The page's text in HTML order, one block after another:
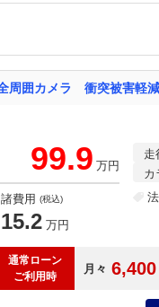
99.9 万円
諸費用 (税込)
15.2 万円
走
カ
通常ローン
ご利用時
月々 6,400